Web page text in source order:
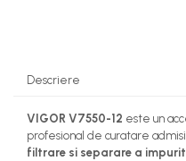
Descriere
VIGOR V7550-12 este un
profesional de curatare
filtrare si separare a